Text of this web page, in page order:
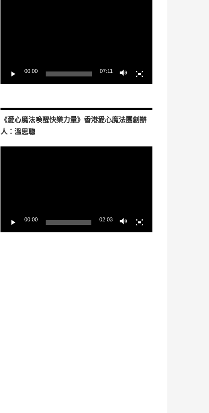
00:00 07:11
《愛心魔法喚醒快樂力量》香港愛心魔法團創辦
人：溫思聰
00:00 02:03